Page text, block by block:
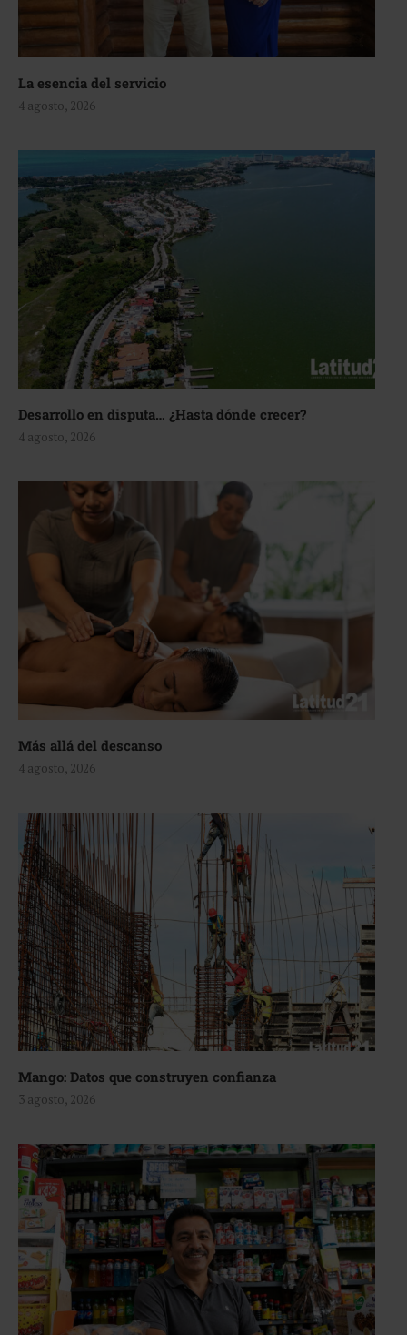
La esencia del servicio
4 agosto, 2026
Desarrollo en disputa… ¿Hasta dónde crecer?
4 agosto, 2026
Más allá del descanso
4 agosto, 2026
Mango: Datos que construyen confianza
3 agosto, 2026